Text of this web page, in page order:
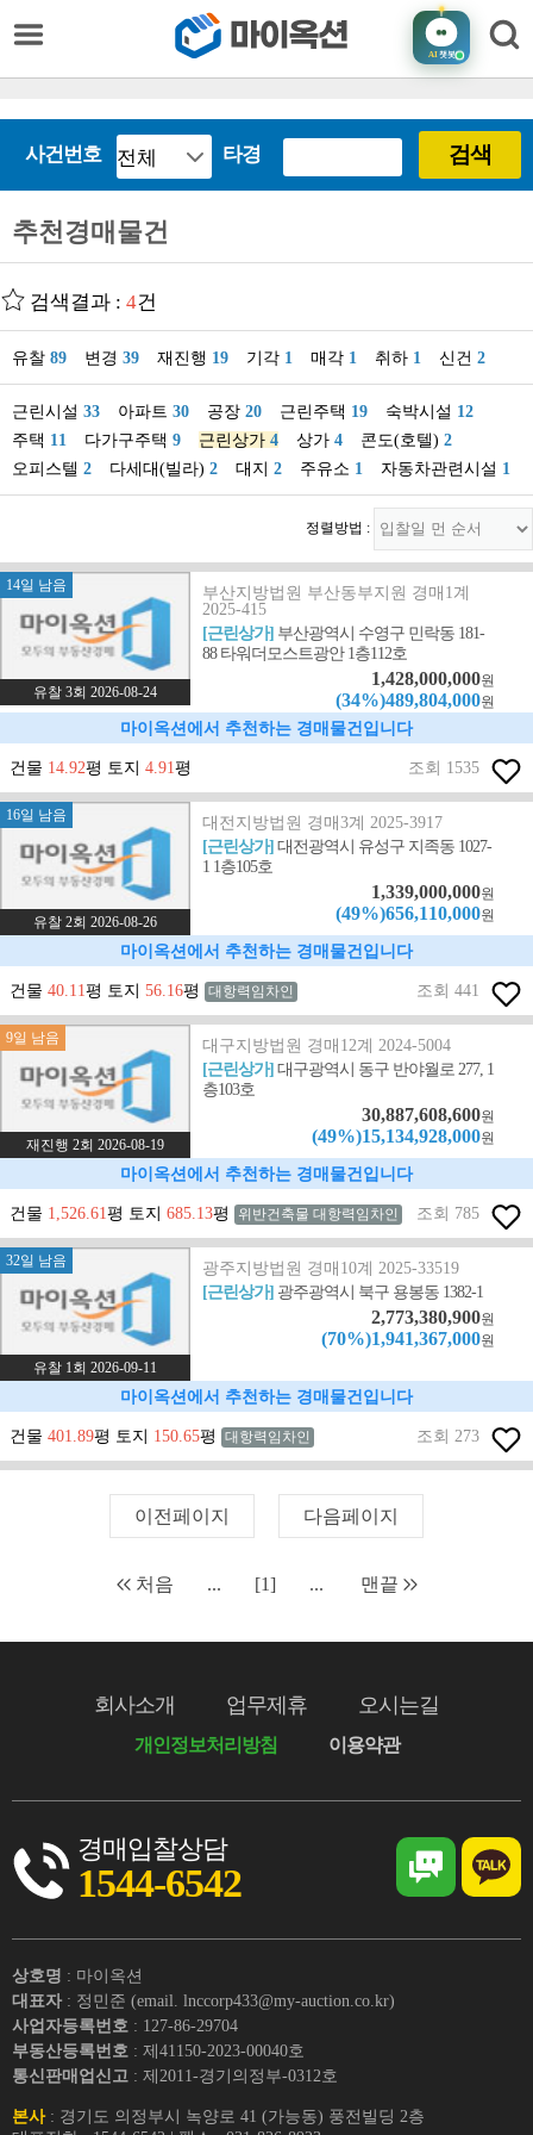
AI챗봇
사건번호 타경 검색
추천경매물건
검색결과 : 4건
유찰 89 변경 39 재진행 19 기각 1 매각 1 취하 1 신건 2
근린시설 33 아파트 30 공장 20 근린주택 19 숙박시설 12
주택 11 다가구주택 9 근린상가 4 상가 4 콘도(호텔) 2
오피스텔 2 다세대(빌라) 2 대지 2 주유소 1 자동차관련시설 1
정렬방법 :
14일 남음
유찰 3회 2026-08-24
부산지방법원 부산동부지원 경매1계
2025-415
[근린상가] 부산광역시 수영구 민락동 181-
88 타워더모스트광안 1층112호
1,428,000,000원
(34%)489,804,000원
마이옥션에서 추천하는 경매물건입니다
건물 14.92평 토지 4.91평 조회 1535
16일 남음
유찰 2회 2026-08-26
대전지방법원 경매3계 2025-3917
[근린상가]대전광역시 유성구 지족동 1027-
1 1층105호
1,339,000,000원
(49%)656,110,000원
마이옥션에서 추천하는 경매물건입니다
건물 40.11평 토지 56.16평 대항력임차인 조회 441
9일 남음
재진행 2회 2026-08-19
대구지방법원 경매12계 2024-5004
[근린상가]대구광역시 동구 반야월로 277, 1
층103호
30,887,608,600원
(49%)15,134,928,000원
마이옥션에서 추천하는 경매물건입니다
건물 1,526.61평 토지 685.13평 위반건축물 대항력임차인 조회 785
32일 남음
유찰 1회 2026-09-11
광주지방법원 경매10계 2025-33519
[근린상가] 광주광역시 북구 용봉동 1382-1
2,773,380,900원
(70%)1,941,367,000원
마이옥션에서 추천하는 경매물건입니다
건물 401.89평 토지 150.65평 대항력임차인 조회 273
이전페이지 다음페이지
처음 ... [1] ... 맨끝
회사소개 업무제휴 오시는길
개인정보처리방침 이용약관
경매입찰상담
1544-6542
상호명 : 마이옥션
대표자 : 정민준 (email. lnccorp433@my-auction.co.kr)
사업자등록번호 : 127-86-29704
부동산등록번호 : 제41150-2023-00040호
통신판매업신고 : 제2011-경기의정부-0312호
본사: 경기도 의정부시 녹양로 41 (가능동) 풍전빌딩 2층